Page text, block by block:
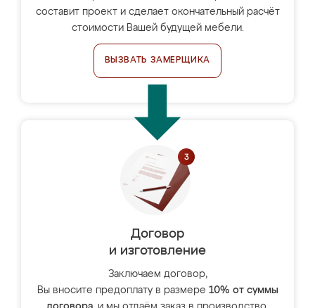
составит проект и сделает окончательный расчёт
стоимости Вашей будущей мебели.
ВЫЗВАТЬ ЗАМЕРЩИКА
Договор
и изготовление
Заключаем договор,
Вы вносите предоплату в размере 10% от суммы